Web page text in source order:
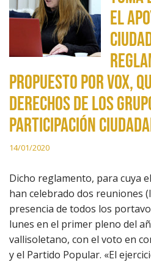
el
propuesto por VOX,
derechos de los
participación
14/01/2020
Dicho reglamento, para cuya
han celebrado dos reuniones
presencia de todos los
lunes en el primer pleno del
vallisoletano, con el voto en
y el Partido Popular. «El